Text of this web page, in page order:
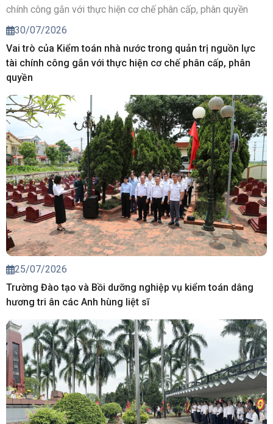
30/07/2026
Vai trò của Kiểm toán nhà nước trong quản trị nguồn lực
tài chính công gắn với thực hiện cơ chế phân cấp, phân
quyền
25/07/2026
Trường Đào tạo và Bồi dưỡng nghiệp vụ kiểm toán dâng
hương tri ân các Anh hùng liệt sĩ